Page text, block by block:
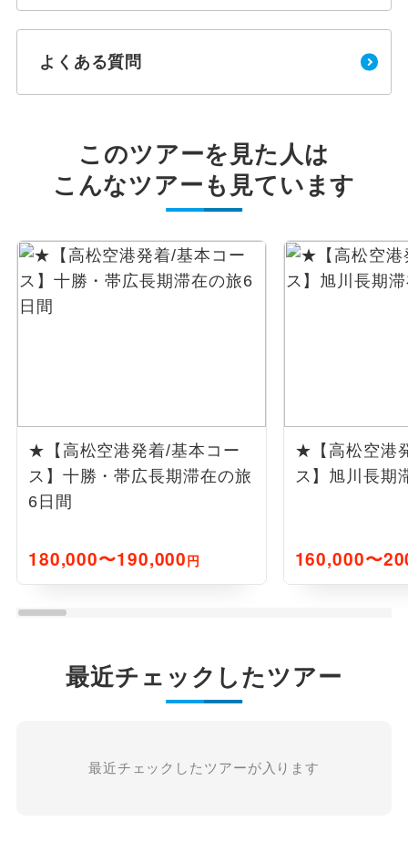
よくある質問
このツアーを見た人は
こんなツアーも見ています
★【高松空港発着/基本コー
ス】十勝・帯広長期滞在の旅
6日間
180,000〜190,000円
★【高松空港
ス】旭川長期
160,000〜
最近チェックしたツアー
最近チェックしたツアーが入ります